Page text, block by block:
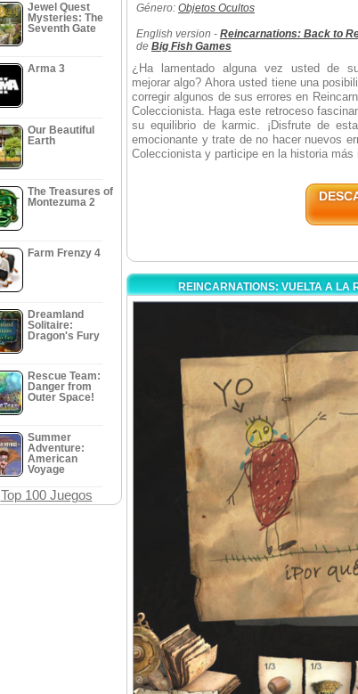
Jewel Quest
Mysteries: The
Seventh Gate
Arma 3
Our Beautiful
Earth
The Treasures of
Montezuma 2
Farm Frenzy 4
Dreamland
Solitaire:
Dragon's Fury
Rescue Team:
Danger from
Outer Space!
Summer
Adventure:
American
Voyage
Top 100 Juegos
Género: Objetos Ocultos
English version - Reincarnations: Back to
de Big Fish Games
¿Ha lamentado alguna vez usted de
mejorar algo? Ahora usted tiene una
corregir algunos de sus errores en
Coleccionista. Haga este retroceso
su equilibrio de karmic. ¡Disfrute de
emocionante y trate de no hacer nuevos
Coleccionista y participe en la historia más
REINCARNATIONS: VUELTA A LA